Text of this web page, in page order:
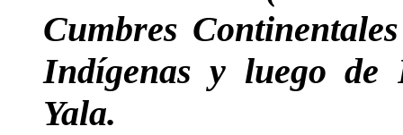
Cumbres
Indígenas y luego de
Yala.